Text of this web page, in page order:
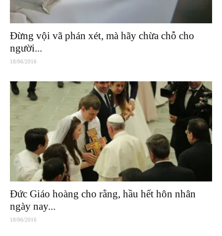
Đừng vội vã phán xét, mà hãy chừa chỗ cho
người...
18/06/2016
Đức Giáo hoàng cho rằng, hầu hết hôn nhân
ngày nay...
18/06/2016